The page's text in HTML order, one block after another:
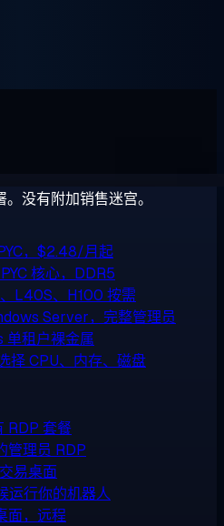
没有附加销售迷宫。
，$2.48/月起
核心，DDR5
L40S、H100 按需
Server，完整管理员
单租户裸金属
择 CPU、内存、磁盘
RDP 套餐
管理员 RDP
易桌面
运行你的机器人
面，远程